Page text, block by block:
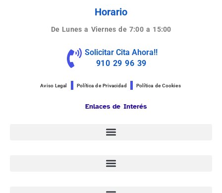
Horario
De Lunes a Viernes de 7:00 a 15:00
Solicitar Cita Ahora!!
910 29 96 39
Aviso Legal Política de Privacidad Política de Cookies
Enlaces de Interés